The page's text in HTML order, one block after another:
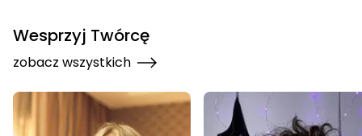
Wesprzyj Twórcę
zobacz wszystkich